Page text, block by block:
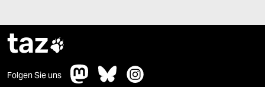
taz
Folgen Sie uns